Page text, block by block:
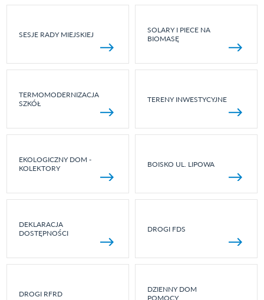
SESJE RADY MIEJSKIEJ
SOLARY I PIECE NA
BIOMASĘ
TERMOMODERNIZACJA
SZKÓŁ
TERENY INWESTYCYJNE
EKOLOGICZNY DOM -
KOLEKTORY
BOISKO UL. LIPOWA
DEKLARACJA
DOSTĘPNOŚCI
DROGI FDS
DROGI RFRD
DZIENNY DOM
POMOCY